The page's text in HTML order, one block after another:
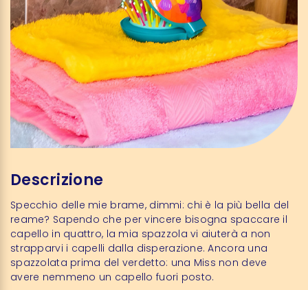
Descrizione
Specchio delle mie brame, dimmi: chi è la più bella del
reame? Sapendo che per vincere bisogna spaccare il
capello in quattro, la mia spazzola vi aiuterà a non
strapparvi i capelli dalla disperazione. Ancora una
spazzolata prima del verdetto: una Miss non deve
avere nemmeno un capello fuori posto.